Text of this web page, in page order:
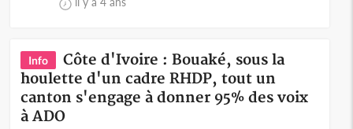
Info
Côte d'Ivoire : Bouaké, sous la
houlette d'un cadre RHDP, tout un
canton s'engage à donner 95% des voix
à ADO